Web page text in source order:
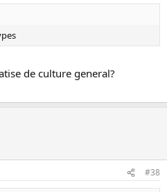
de culture general?
#38